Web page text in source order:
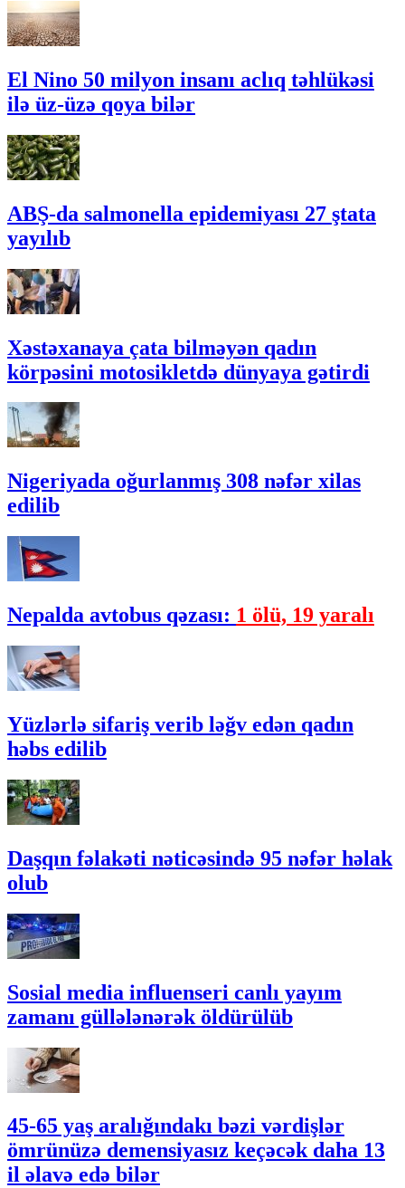
El Nino 50 milyon insanı aclıq təhlükəsi
ilə üz-üzə qoya bilər
ABŞ-da salmonella epidemiyası 27 ştata
yayılıb
Xəstəxanaya çata bilməyən qadın
körpəsini motosikletdə dünyaya gətirdi
Nigeriyada oğurlanmış 308 nəfər xilas
edilib
Nepalda avtobus qəzası: 1 ölü, 19 yaralı
Yüzlərlə sifariş verib ləğv edən qadın
həbs edilib
Daşqın fəlakəti nəticəsində 95 nəfər həlak
olub
Sosial media influenseri canlı yayım
zamanı güllələnərək öldürülüb
45-65 yaş aralığındakı bəzi vərdişlər
ömrünüzə demensiyasız keçəcək daha 13
il əlavə edə bilər